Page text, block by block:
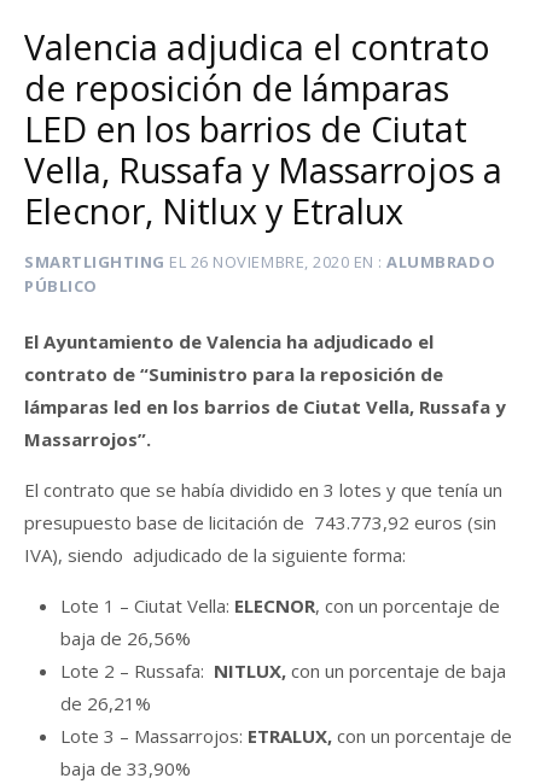
Valencia adjudica el contrato
de reposición de lámparas
LED en los barrios de Ciutat
Vella, Russafa y Massarrojos a
Elecnor, Nitlux y Etralux
SMARTLIGHTING EL 26 NOVIEMBRE, 2020 EN
ALUMBRADO
PÚBLICO
El Ayuntamiento de Valencia ha adjudicado el
contrato de “Suministro para la reposición de
lámparas led en los barrios de Ciutat Vella, Russafa y
Massarrojos”.
El contrato que se había dividido en 3 lotes y que tenía un
presupuesto base de licitación de 743.773,92 euros (sin
IVA), siendo adjudicado de la siguiente forma:
Lote 1 – Ciutat Vella: ELECNOR, con un porcentaje de
baja de 26,56%
Lote 2 – Russafa: NITLUX, con un porcentaje de baja
de 26,21%
Lote 3 – Massarrojos: ETRALUX, con un porcentaje de
baja de 33,90%